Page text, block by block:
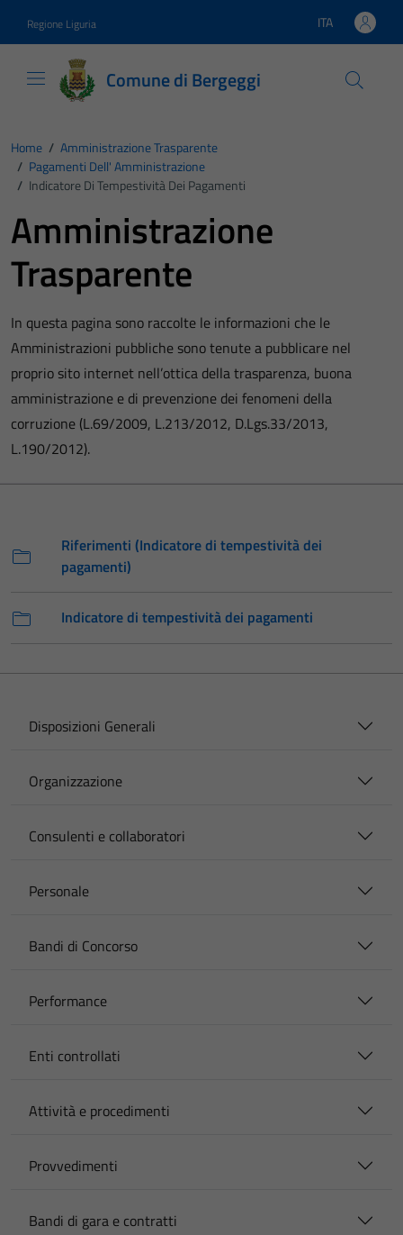
Regione Liguria Lingua attiva:
ITA
Comune di Bergeggi
Home / Amministrazione Trasparente
/ Pagamenti Dell' Amministrazione
/ Indicatore Di Tempestività Dei Pagamenti
Amministrazione
Trasparente
In questa pagina sono raccolte le informazioni che le
Amministrazioni pubbliche sono tenute a pubblicare nel
proprio sito internet nell’ottica della trasparenza, buona
amministrazione e di prevenzione dei fenomeni della
corruzione (L.69/2009, L.213/2012, D.Lgs.33/2013,
L.190/2012).
Riferimenti (Indicatore di tempestività dei
pagamenti)
Indicatore di tempestività dei pagamenti
Disposizioni Generali
Organizzazione
Consulenti e collaboratori
Personale
Bandi di Concorso
Performance
Enti controllati
Attività e procedimenti
Provvedimenti
Bandi di gara e contratti